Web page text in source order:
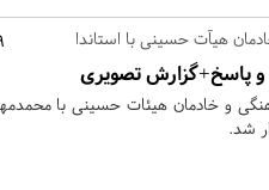
هیآت حسینی با استاندا
پاسخ+گزارش تصویری
و خادمان هیئات حسینی با
شد.